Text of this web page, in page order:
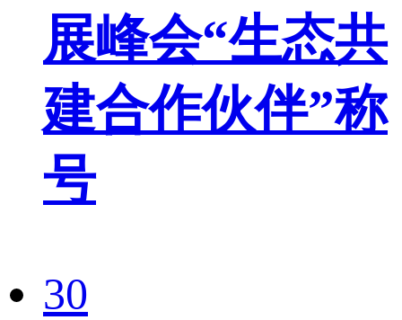
展峰会“生态共
建合作伙伴”称
号
30